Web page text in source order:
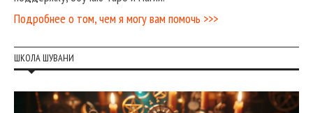
Подробнее о том, чем я могу вам помочь >>>
ШКОЛА ШУВАНИ